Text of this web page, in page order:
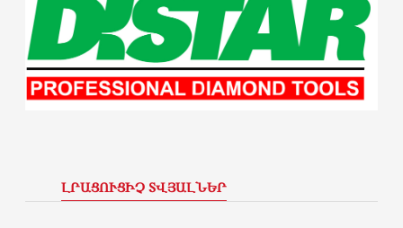
ԼՐԱՑՈՒՑԻՉ ՏՎՅԱԼՆԵՐ